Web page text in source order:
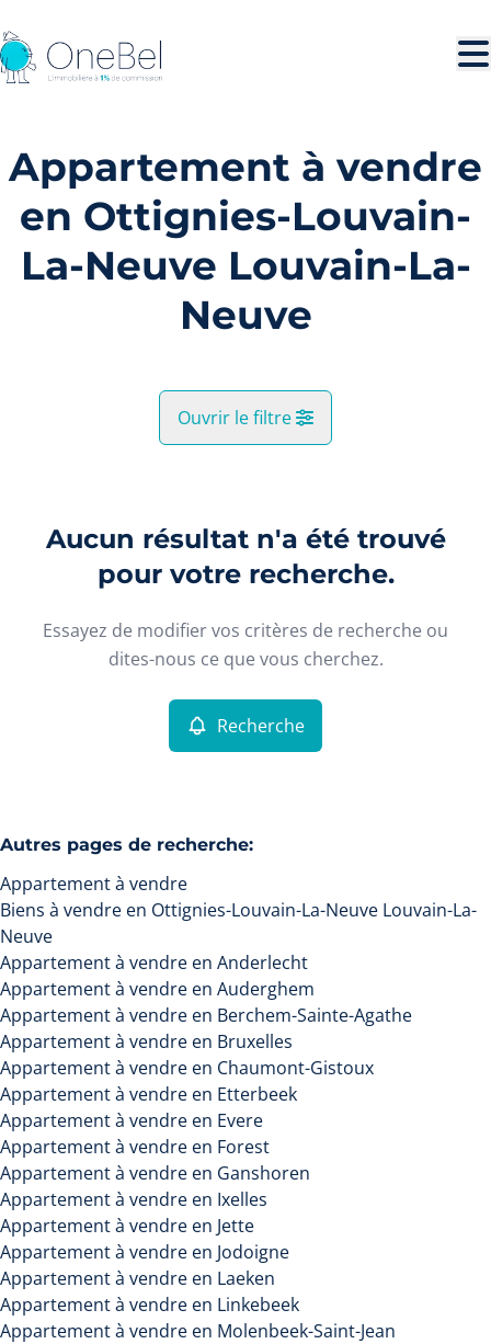
Appartement à vendre
en Ottignies-Louvain-
La-Neuve Louvain-La-
Neuve
Ouvrir le filtre
Ottignies-Louvain-La-Neuve Louvain-La-Neuve
(1348)
Remove
Max. budget
Chercher
Vue de la carte
Recherche Trier par
Aucun résultat n'a été trouvé
pour votre recherche.
Essayez de modifier vos critères de recherche ou
dites-nous ce que vous cherchez.
Recherche
Autres pages de recherche:
Appartement à vendre
Biens à vendre en Ottignies-Louvain-La-Neuve Louvain-La-
Neuve
Appartement à vendre en Anderlecht
Appartement à vendre en Auderghem
Appartement à vendre en Berchem-Sainte-Agathe
Appartement à vendre en Bruxelles
Appartement à vendre en Chaumont-Gistoux
Appartement à vendre en Etterbeek
Appartement à vendre en Evere
Appartement à vendre en Forest
Appartement à vendre en Ganshoren
Appartement à vendre en Ixelles
Appartement à vendre en Jette
Appartement à vendre en Jodoigne
Appartement à vendre en Laeken
Appartement à vendre en Linkebeek
Appartement à vendre en Molenbeek-Saint-Jean